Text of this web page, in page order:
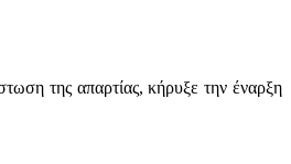
της απαρτίας, κήρυξε την έναρξη